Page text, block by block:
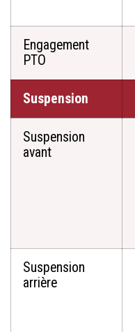
Engagement
PTO
Suspension
Suspension
avant
Suspension
arrière